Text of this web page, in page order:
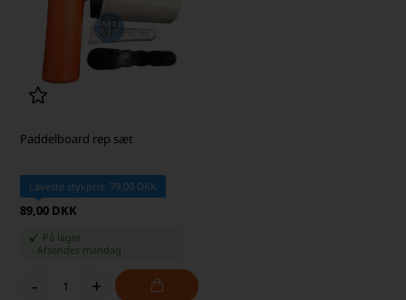
Paddelboard rep sæt
Laveste stykpris: 79,00 DKK
89,00 DKK
På lager
-Afsendes mandag
- +